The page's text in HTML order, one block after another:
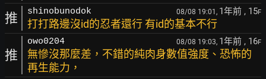
推 shinobunodok 08/08 19:01, 1年前 , 15F
打打路邊沒id的忍者還行 有id的基本不行
推
owo0204 08/08 19:03, 1年前 , 16F
無慘沒那麼差，不錯的純肉身數值強度、恐怖的
再生能力，